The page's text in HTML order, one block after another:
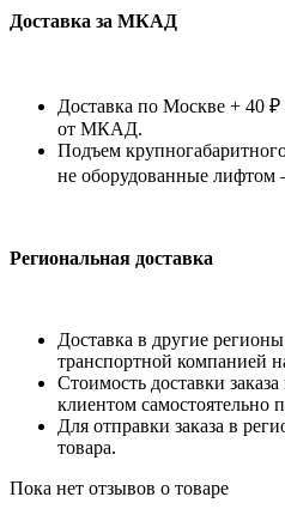
Доставка за МКАД
Доставка по Москве + 40
от МКАД.
Подъем
не оборудованные лифтом
Региональная доставка
Доставка в другие
транспортной компанией
Стоимость доставки
клиентом самостоятельно
Для отправки заказа в
товара.
Пока нет отзывов о товаре